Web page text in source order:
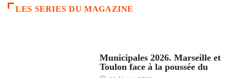
LES SERIES DU MAGAZINE
Municipales 2026. Marseille et
Toulon face à la poussée du